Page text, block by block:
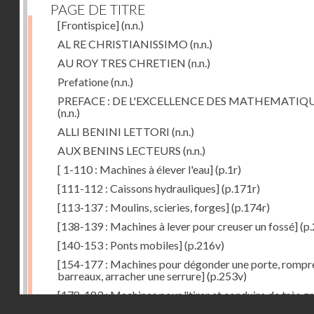
PAGE DE TITRE
[Frontispice](n.n.)
AL RE CHRISTIANISSIMO (n.n.)
AU ROY TRES CHRETIEN (n.n.)
Prefatione(n.n.)
PREFACE : DE L'EXCELLENCE DES
(n.n.)
ALLI BENINI LETTORI (n.n.)
AUX BENINS LECTEURS (n.n.)
[ 1-110 : Machines à élever l'eau](p.1r)
[111-112 : Caissons hydrauliques](p.171r)
[113-137 : Moulins, scieries, forges](p.174r)
[138-139 : Machines à lever pour creuser un fossé]
[140-153 : Ponts mobiles](p.216v)
[154-177 : Machines pour dégonder une porte,
barreaux, arracher une serrure](p.253v)
[178-183 : Machines pour "tirer et conduire de très